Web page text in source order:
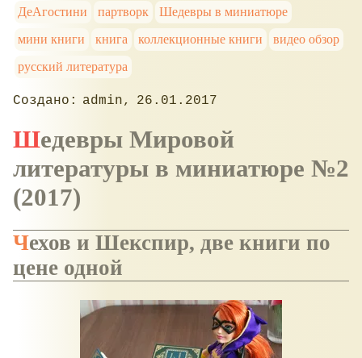
ДеАгостини
партворк
Шедевры в миниатюре
мини книги
книга коллекционные книги
видео обзор
русский литература
admin 26.01.2017
Шедевры Мировой
литературы в миниатюре №2
(2017)
Чехов и Шекспир, две книги по
цене одной